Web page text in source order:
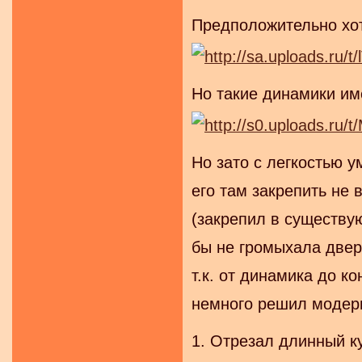
Предположительно
Но такие динамики
Но зато с легкостью
его там закрепить не
(закрепил в
бы не громыхала
т.к. от динамика до
немного решил
1. Отрезал длинный